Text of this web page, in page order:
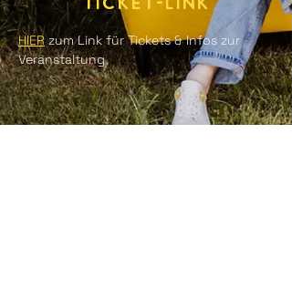
Ticket-Link
HIER zum Link für Tickets & Infos zur
Veranstaltung